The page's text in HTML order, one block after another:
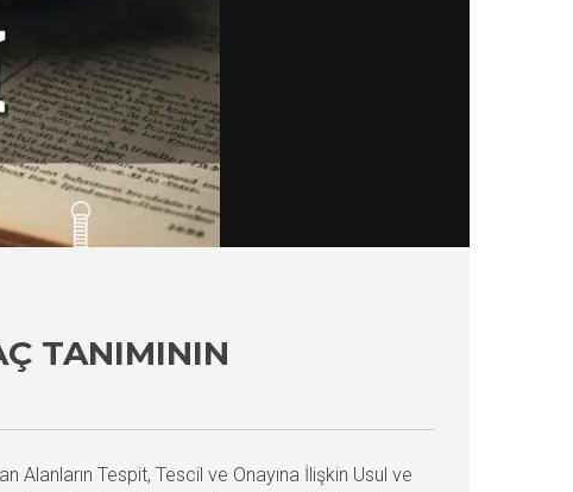
TANIMININ
Alanların Tespit, Tescil ve Onayına İlişkin Usul ve